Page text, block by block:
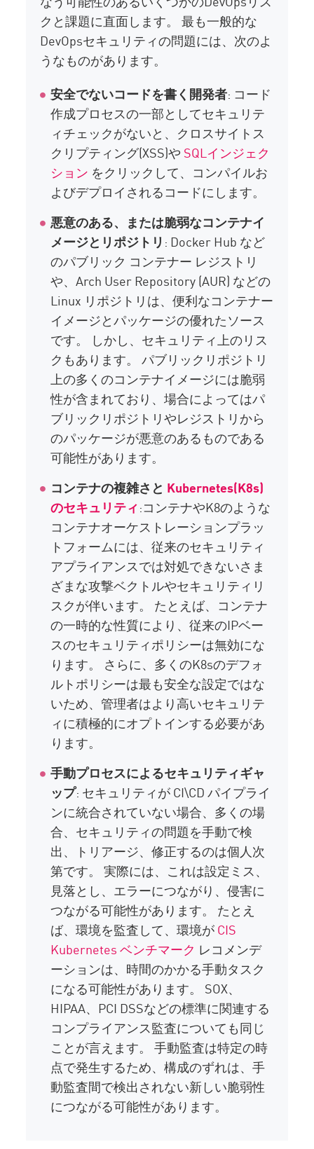
クと課題に直面します。 最も一般的な
DevOpsセキュリティの問題には、次のよ
うなものがあります。
安全でないコードを書く開発者: コード
作成プロセスの一部としてセキュリテ
ィチェックがないと、クロスサイトス
クリプティング(XSS)や SQLインジェク
ション をクリックして、コンパイルお
よびデプロイされるコードにします。
悪意のある、または脆弱なコンテナイ
メージとリポジトリ : Docker Hub など
のパブリック コンテナー レジストリ
や、Arch User Repository (AUR) などの
Linux リポジトリは、便利なコンテナー
イメージとパッケージの優れたソース
です。 しかし、セキュリティ上のリス
クもあります。 パブリックリポジトリ
上の多くのコンテナイメージには脆弱
性が含まれており、場合によってはパ
ブリックリポジトリやレジストリから
のパッケージが悪意のあるものである
可能性があります。
コンテナの複雑さと Kubernetes(K8s)
のセキュリティ:コンテナやK8のような
コンテナオーケストレーションプラッ
トフォームには、従来のセキュリティ
アプライアンスでは対処できないさま
ざまな攻撃ベクトルやセキュリティリ
スクが伴います。 たとえば、コンテナ
の一時的な性質により、従来のIPベー
スのセキュリティポリシーは無効にな
ります。 さらに、多くのK8sのデフォ
ルトポリシーは最も安全な設定ではな
いため、管理者はより高いセキュリテ
ィに積極的にオプトインする必要があ
ります。
手動プロセスによるセキュリティギャ
ップ: セキュリティが CI\CD パイプライ
ンに統合されていない場合、多くの場
合、セキュリティの問題を手動で検
出、トリアージ、修正するのは個人次
第です。 実際には、これは設定ミス、
見落とし、エラーにつながり、侵害に
つながる可能性があります。 たとえ
ば、環境を監査して、環境がCIS
Kubernetes ベンチマーク レコメンデ
ーションは、時間のかかる手動タスク
になる可能性があります。 SOX、
HIPAA、PCI DSSなどの標準に関連する
コンプライアンス監査についても同じ
ことが言えます。 手動監査は特定の時
点で発生するため、構成のずれは、手
動監査間で検出されない新しい脆弱性
につながる可能性があります。